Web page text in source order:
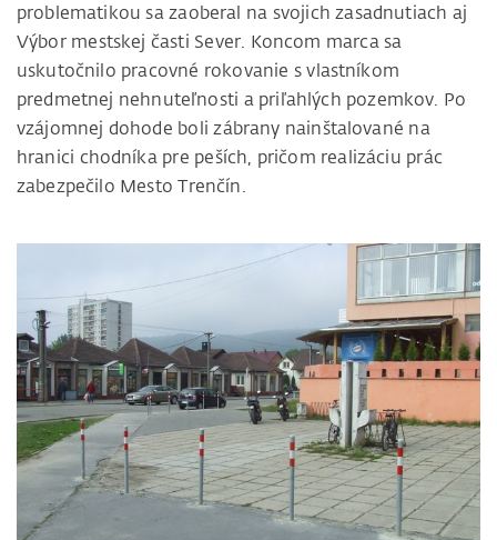
problematikou sa zaoberal na svojich zasadnutiach aj
Výbor mestskej časti Sever. Koncom marca sa
uskutočnilo pracovné rokovanie s vlastníkom
predmetnej nehnuteľnosti a priľahlých pozemkov. Po
vzájomnej dohode boli zábrany nainštalované na
hranici chodníka pre peších, pričom realizáciu prác
zabezpečilo Mesto Trenčín.